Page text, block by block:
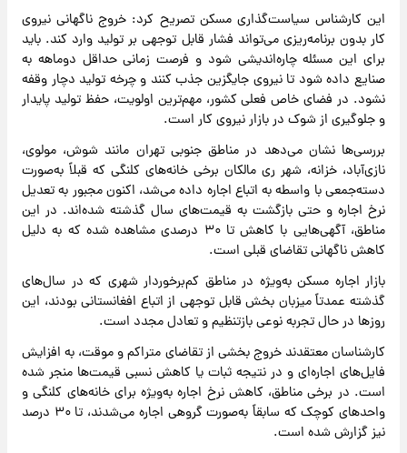
این کارشناس سیاست‌گذاری مسکن تصریح کرد: خروج ناگهانی نیروی
کار بدون برنامه‌ریزی می‌تواند فشار قابل توجهی بر تولید وارد کند. باید
برای این مسئله چاره‌اندیشی شود و فرصت زمانی حداقل دوماهه به
صنایع داده شود تا نیروی جایگزین جذب کنند و چرخه تولید دچار وقفه
نشود. در فضای خاص فعلی کشور، مهم‌ترین اولویت، حفظ تولید پایدار
و جلوگیری از شوک در بازار نیروی کار است.
بررسی‌ها نشان می‌دهد در مناطق جنوبی تهران مانند شوش، مولوی،
نازی‌آباد، خزانه، شهر ری مالکان برخی خانه‌های کلنگی که قبلاً به‌صورت
دسته‌جمعی با واسطه به اتباع اجاره داده می‌شد، اکنون مجبور به تعدیل
نرخ اجاره و حتی بازگشت به قیمت‌های سال گذشته شده‌اند. در این
مناطق، آگهی‌هایی با کاهش تا ۳۰ درصدی مشاهده شده که به دلیل
کاهش ناگهانی تقاضای قبلی است.
بازار اجاره مسکن به‌ویژه در مناطق کم‌برخوردار شهری که در سال‌های
گذشته عمدتاً میزبان بخش قابل توجهی از اتباع افغانستانی بودند، این
روزها در حال تجربه نوعی بازتنظیم و تعادل مجدد است.
کارشناسان معتقدند خروج بخشی از تقاضای متراکم و موقت، به افزایش
فایل‌های اجاره‌ای و در نتیجه ثبات یا کاهش نسبی قیمت‌ها منجر شده
است. در برخی مناطق، کاهش نرخ اجاره به‌ویژه برای خانه‌های کلنگی و
واحدهای کوچک که سابقاً به‌صورت گروهی اجاره می‌شدند، تا ۳۰ درصد
نیز گزارش شده است.